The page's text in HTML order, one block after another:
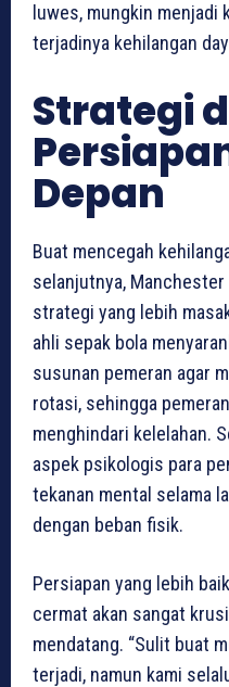
luwes, mungkin menjadi
terjadinya kehilangan
Strategi
Depan
Buat mencegah
selanjutnya,
strategi yang lebih
ahli sepak bola
susunan pemeran agar
rotasi, sehingga
menghindari kelelahan.
aspek psikologis para
tekanan mental selama
dengan beban fisik.
Persiapan yang lebih
cermat akan sangat
mendatang. “Sulit buat
terjadi, namun kami